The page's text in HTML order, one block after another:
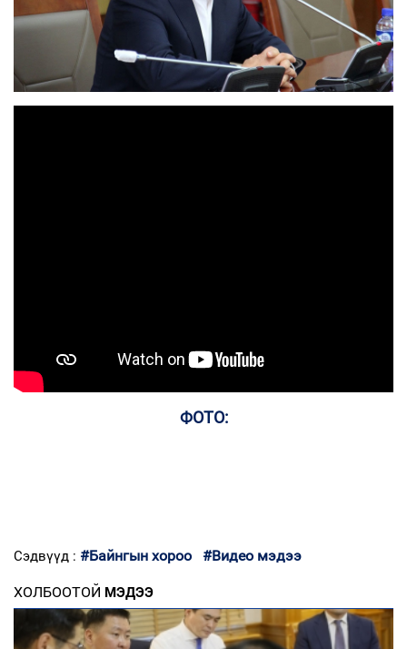
ФОТО:
Сэдвүүд : #Байнгын хороо #Видео мэдээ
ХОЛБООТОЙ МЭДЭЭ